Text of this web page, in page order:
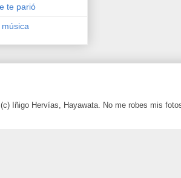
te parió
(c) Iñigo Hervías, Hayawata. No me robes mis